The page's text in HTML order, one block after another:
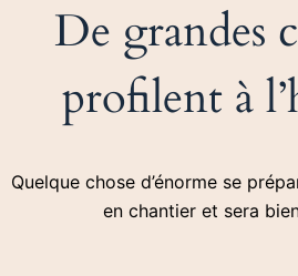
De grandes
profilent à
Quelque chose d’énorme se
en chantier et sera